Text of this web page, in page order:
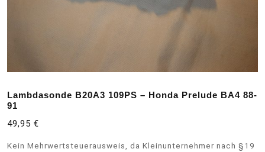
Lambdasonde B20A3 109PS – Honda Prelude BA4 88-
91
49,95 €
Kein Mehrwertsteuerausweis, da Kleinunternehmer nach §19